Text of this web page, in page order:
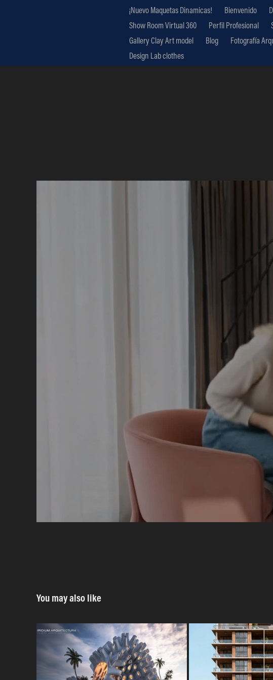
¡Nuevo Maquetas Dinamicas! Bienvenido
Show Room Virtual 360
Perfil Profesional
Gallery Clay Art model
Blog Fotografía
Design Lab clothes
You may also like